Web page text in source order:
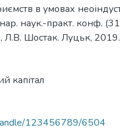
в умовах
наук.-практ. конф.
Л.В. Шостак. Луцьк,
капітал
123456789/6504